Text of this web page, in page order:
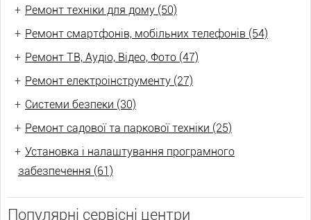
+ Ремонт техніки для дому (50)
+ Ремонт смартфонів, мобільних телефонів (54)
+ Ремонт ТВ, Аудіо, Відео, Фото (47)
+ Ремонт електроінструменту (27)
+ Системи безпеки (30)
+ Ремонт садової та паркової техніки (25)
+ Установка і налаштування програмного
забезпечення (61)
Популярні сервісні центри